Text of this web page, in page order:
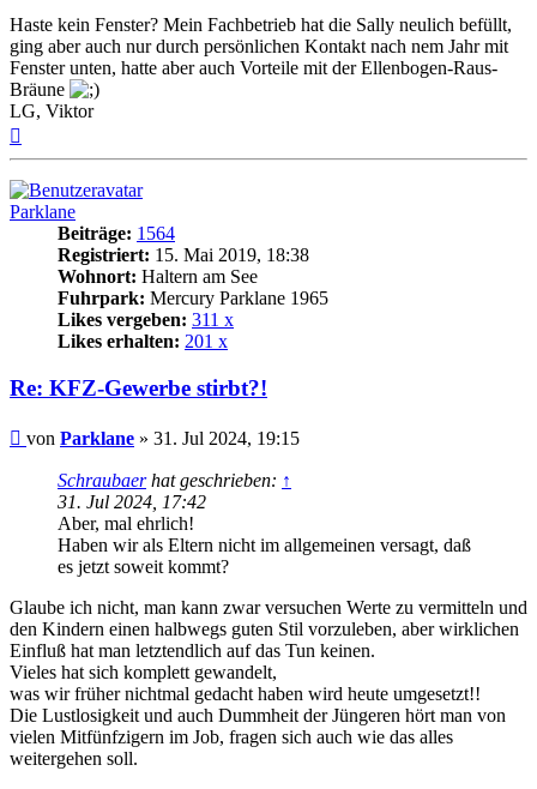
Haste kein Fenster? Mein Fachbetrieb hat die Sally neulich befüllt,
ging aber auch nur durch persönlichen Kontakt nach nem Jahr mit
Fenster unten, hatte aber auch Vorteile mit der Ellenbogen-Raus-
Bräune
LG, Viktor
Parklane
Beiträge: 1564
Registriert: 15. Mai 2019, 18:38
Wohnort: Haltern am See
Fuhrpark: Mercury Parklane 1965
Likes vergeben: 311 x
Likes erhalten: 201 x
Re: KFZ-Gewerbe stirbt?!
Beitrag
von Parklane » 31. Jul 2024, 19:15
Schraubaerhat geschrieben: ↑
31. Jul 2024, 17:42
Aber, mal ehrlich!
Haben wir als Eltern nicht im allgemeinen versagt, daß
es jetzt soweit kommt?
Glaube ich nicht, man kann zwar versuchen Werte zu vermitteln und
den Kindern einen halbwegs guten Stil vorzuleben, aber wirklichen
Einfluß hat man letztendlich auf das Tun keinen.
Vieles hat sich komplett gewandelt,
was wir früher nichtmal gedacht haben wird heute umgesetzt!!
Die Lustlosigkeit und auch Dummheit der Jüngeren hört man von
vielen Mitfünfzigern im Job, fragen sich auch wie das alles
weitergehen soll.